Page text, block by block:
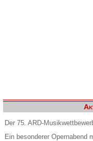
Der 75. ARD-
Ein besonderer Opernabend